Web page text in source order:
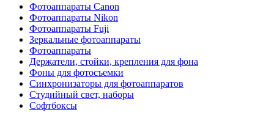
Фотоаппараты Canon
Фотоаппараты Nikon
Фотоаппараты Fuji
Зеркальные фотоаппараты
Фотоаппараты
Держатели, стойки, крепления для фона
Фоны для фотосъемки
Синхронизаторы для фотоаппаратов
Студийный свет, наборы
Софтбоксы